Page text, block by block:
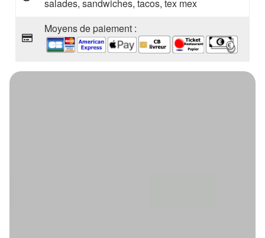
salades, sandwiches, tacos, tex mex
Moyens de paiement :